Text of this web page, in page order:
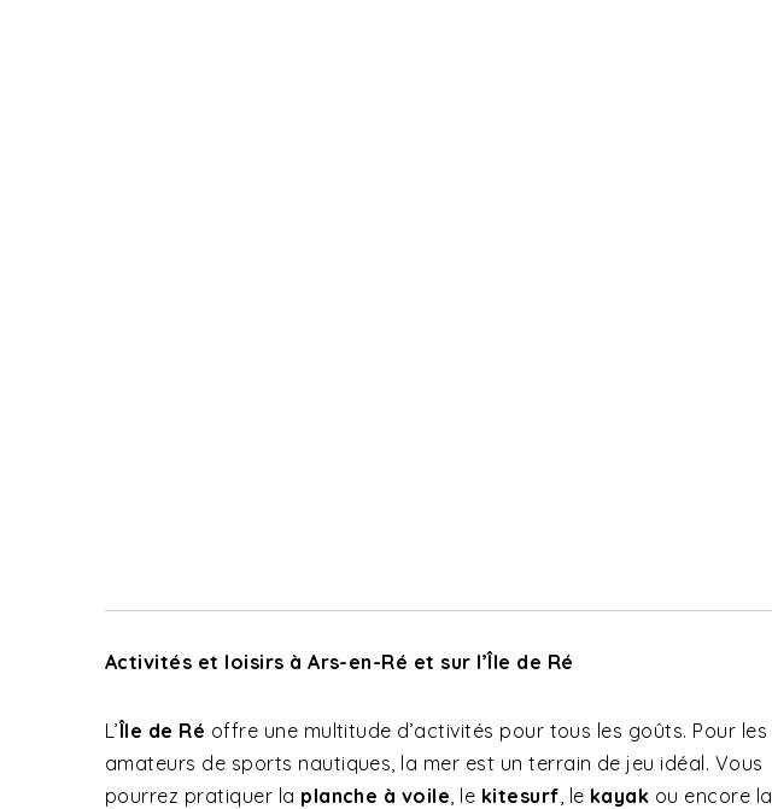
Activités et loisirs à Ars-en-Ré et sur l’Île de Ré
L’Île de Ré offre une multitude d’activités pour tous les goûts. Pour les
amateurs de sports nautiques, la mer est un terrain de jeu idéal. Vous
pourrez pratiquer la planche à voile, le kitesurf, le kayak ou encore la